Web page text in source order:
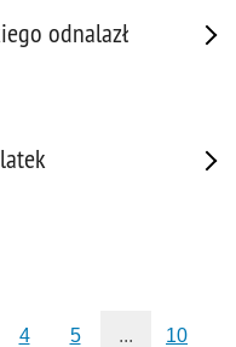
odnalazł
4 5 ... 10